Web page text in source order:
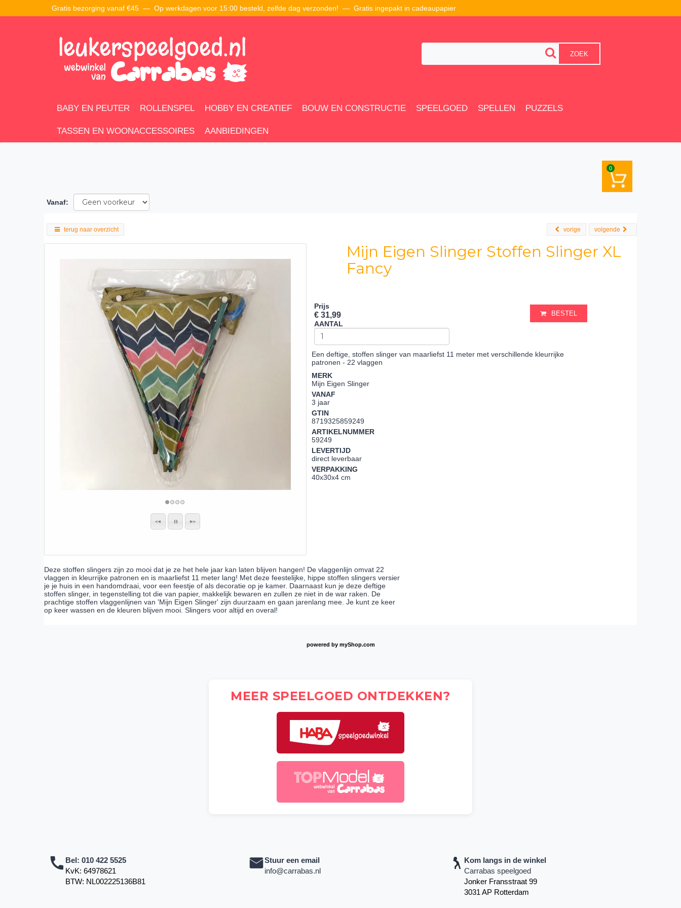
Gratis bezorging vanaf €45 — Op werkdagen voor 15:00 besteld, zelfde dag verzonden! — Gratis ingepakt in cadeaupapier
ZOEK
BABY EN PEUTER ROLLENSPEL HOBBY EN CREATIEF BOUW EN CONSTRUCTIE SPEELGOED SPELLEN PUZZELS
TASSEN EN WOONACCESSOIRES AANBIEDINGEN
0
Vanaf:
terug naar overzicht volgende
vorige
Mijn Eigen Slinger Stoffen Slinger XL
Fancy
Prijs
€ 31,99
AANTAL
BESTEL
Een deftige, stoffen slinger van maarliefst 11 meter met verschillende kleurrijke
patronen - 22 vlaggen
MERK
Mijn Eigen Slinger
VANAF
3 jaar
GTIN
8719325859249
ARTIKELNUMMER
59249
LEVERTIJD
direct leverbaar
VERPAKKING
40x30x4 cm
Deze stoffen slingers zijn zo mooi dat je ze het hele jaar kan laten blijven hangen! De vlaggenlijn omvat 22
vlaggen in kleurrijke patronen en is maarliefst 11 meter lang! Met deze feestelijke, hippe stoffen slingers versier
je je huis in een handomdraai, voor een feestje of als decoratie op je kamer. Daarnaast kun je deze deftige
stoffen slinger, in tegenstelling tot die van papier, makkelijk bewaren en zullen ze niet in de war raken. De
prachtige stoffen vlaggenlijnen van 'Mijn Eigen Slinger' zijn duurzaam en gaan jarenlang mee. Je kunt ze keer
op keer wassen en de kleuren blijven mooi. Slingers voor altijd en overal!
powered by myShop.com
MEER SPEELGOED ONTDEKKEN?
Bel: 010 422 5525
KvK: 64978621
BTW: NL002225136B81
Stuur een email
info@carrabas.nl
Kom langs in de winkel
Carrabas speelgoed
Jonker Fransstraat 99
3031 AP Rotterdam